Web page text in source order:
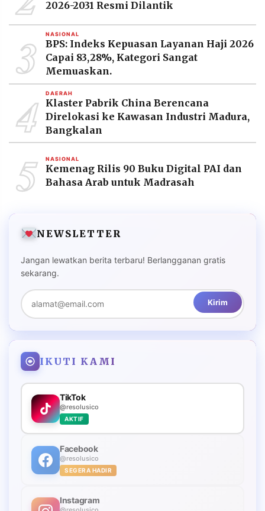
2026
RESOLUSI
MEDIA
PRAMUDITA
2026-2031 Resmi Dilantik
3 NASIONAL
BPS: Indeks Kepuasan Layanan Haji 2026
Capai 83,28%, Kategori Sangat
Memuaskan.
4 DAERAH
Klaster Pabrik China Berencana
Direlokasi ke Kawasan Industri Madura,
Bangkalan
5 NASIONAL
Kemenag Rilis 90 Buku Digital PAI dan
Bahasa Arab untuk Madrasah
NEWSLETTER
Jangan lewatkan berita terbaru! Berlangganan gratis
sekarang.
Kirim
IKUTI KAMI
TikTok
@resolusico
AKTIF
Facebook
@resolusico
SEGERA HADIR
Instagram